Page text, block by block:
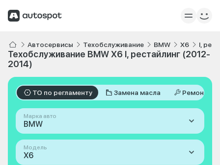
Автосервисы Техобслуживание BMW X6 I,
Техобслуживание BMW X6 I, рестайлинг (2012-
2014)
ТО по регламенту Замена масла Ремонт
Марка авто
BMW
Модель
X6